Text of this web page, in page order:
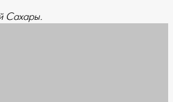
Сахары.